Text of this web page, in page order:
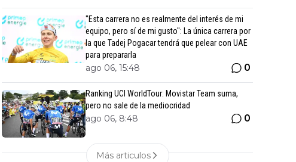
"Esta carrera no es realmente del interés de mi
equipo, pero sí de mi gusto": La única carrera por
la que Tadej Pogacar tendrá que pelear con UAE
para prepararla
ago 06, 15:48 0
Ranking UCI WorldTour: Movistar Team suma,
pero no sale de la mediocridad
ago 06, 8:48 0
Más articulos